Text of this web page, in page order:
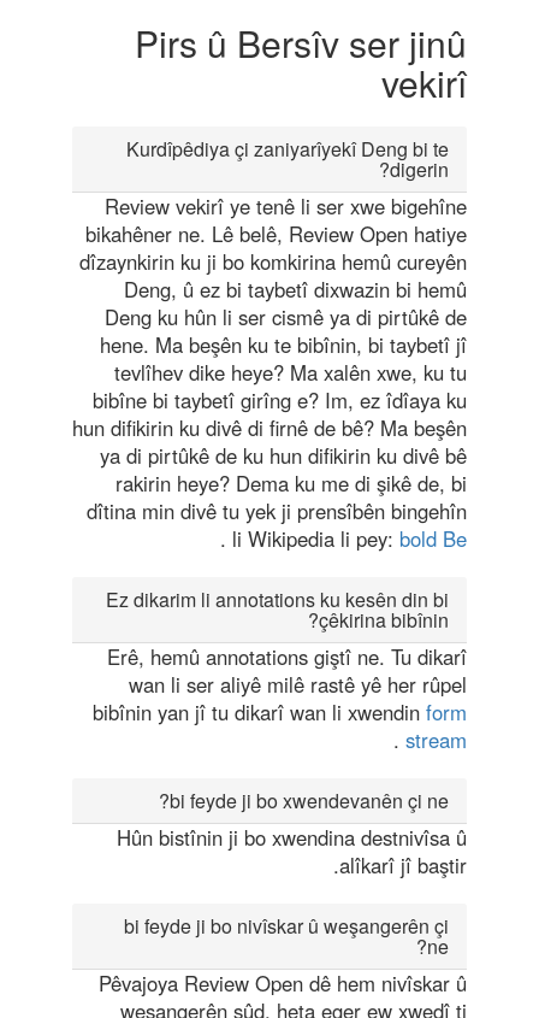
Pirs û Bersîv ser jinû
vekirî
Kurdîpêdiya çi zaniyarîyekî Deng bi te
digerin?
Review vekirî ye tenê li ser xwe bigehîne
bikahêner ne. Lê belê, Review Open hatiye
dîzaynkirin ku ji bo komkirina hemû cureyên
Deng, û ez bi taybetî dixwazin bi hemû
Deng ku hûn li ser cismê ya di pirtûkê de
hene. Ma beşên ku te bibînin, bi taybetî jî
tevlîhev dike heye? Ma xalên xwe, ku tu
bibîne bi taybetî girîng e? Im, ez îdîaya ku
hun difikirin ku divê di firnê de bê? Ma beşên
ya di pirtûkê de ku hun difikirin ku divê bê
rakirin heye? Dema ku me di şikê de, bi
dîtina min divê tu yek ji prensîbên bingehîn
li Wikipedia li pey: bold Be
.
Ez dikarim li annotations ku kesên din bi
çêkirina bibînin?
Erê, hemû annotations giştî ne. Tu dikarî
wan li ser aliyê milê rastê yê her rûpel
bibînin yan jî tu dikarî wan li xwendin form
stream
.
bi feyde ji bo xwendevanên çi ne?
Hûn bistînin ji bo xwendina destnivîsa û
alîkarî jî baştir.
bi feyde ji bo nivîskar û weşangerên çi
ne?
Pêvajoya Review Open dê hem nivîskar û
weşangerên sûd, heta eger ew xwedî ti